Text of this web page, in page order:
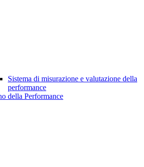
Sistema di misurazione e valutazione della
performance
della Performance